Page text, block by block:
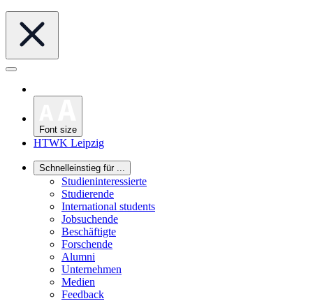
Font size
HTWK Leipzig
Schnelleinstieg für ...
Studieninteressierte
Studierende
International students
Jobsuchende
Beschäftigte
Forschende
Alumni
Unternehmen
Medien
Feedback